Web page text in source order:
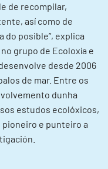
de recompilar,
así como de
do posible”, explica
grupo de Ecoloxía e
desde 2006
de mar. Entre os
dunha
estudos ecolóxicos,
e punteiro a